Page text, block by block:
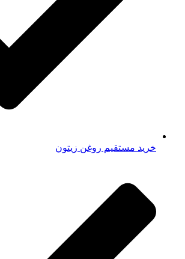
خرید مستقیم روغن زیتون